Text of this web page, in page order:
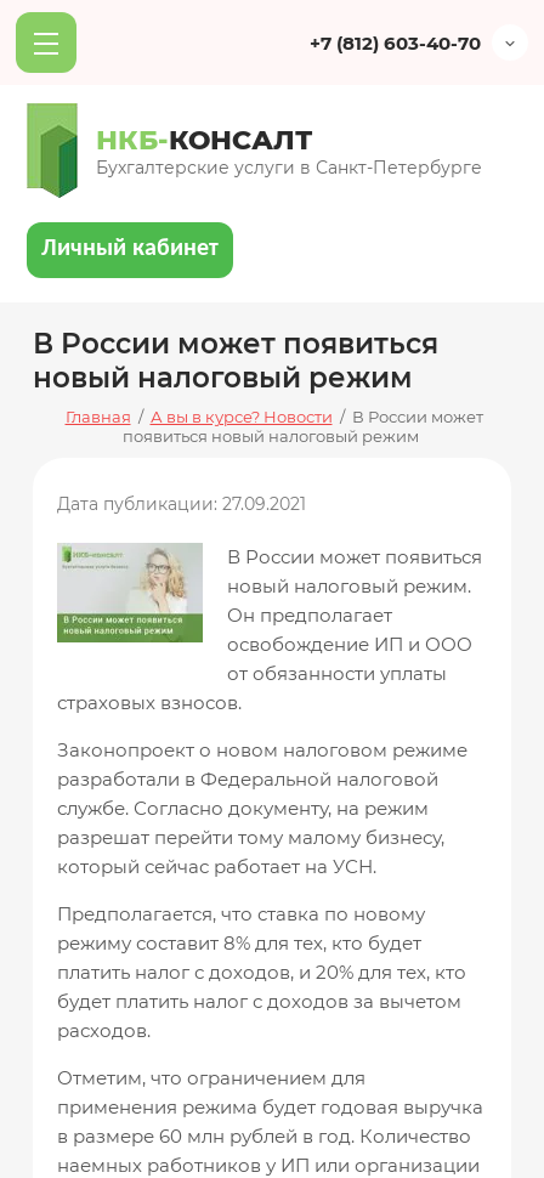
НКБ-КОНСАЛТ
Бухгалтерские услуги в Санкт-Петербурге
Личный кабинет
+7 (812) 603-40-70
В России может появиться
новый налоговый режим
Главная / А вы в курсе? Новости / В России может
появиться новый налоговый режим
Дата публикации: 27.09.2021
В России может появиться
новый налоговый режим.
Он предполагает
освобождение ИП и ООО
от обязанности уплаты
страховых взносов.
Законопроект о новом налоговом режиме
разработали в Федеральной налоговой
службе. Согласно документу, на режим
разрешат перейти тому малому бизнесу,
который сейчас работает на УСН.
Предполагается, что ставка по новому
режиму составит 8% для тех, кто будет
платить налог с доходов, и 20% для тех, кто
будет платить налог с доходов за вычетом
расходов.
Отметим, что ограничением для
применения режима будет годовая выручка
в размере 60 млн рублей в год. Количество
наемных работников у ИП или организации